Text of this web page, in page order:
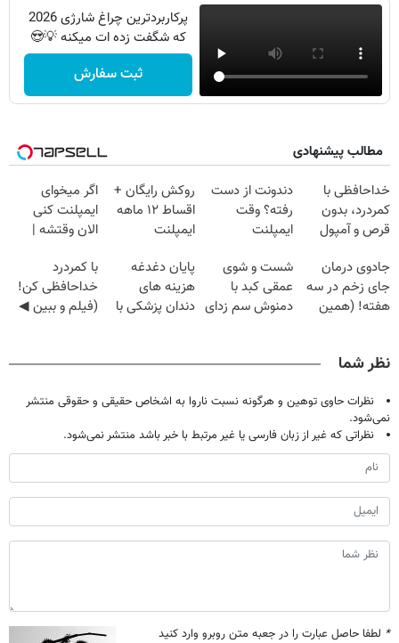
پرکاربردترین چراغ شارژی 2026
که شگفت زده ات میکنه 💡😍
ثبت سفارش
مطالب پیشنهادی
خداحافظی با
کمردرد، بدون
قرص و آمپول
دندونت از دست
رفته؟ وقت
ایمپلنت
روکش رایگان +
اقساط ۱۲ ماهه
ایمپلنت
اگر میخوای
ایمپلنت کنی
الان وقتشه |
میلیون تومان!!!
جادوی درمان
جای زخم در سه
هفته! (همین
شست و شوی
عمقی کبد با
دمنوش سم زدای
پایان دغدغه
هزینه های
دندان پزشکی با
با کمردرد
خداحافظی کن!
(فیلم و ببین ◀
نظر شما
نظرات حاوی توهین و هرگونه نسبت ناروا به اشخاص حقیقی و حقوقی منتشر
نمی‌شود.
نظراتی که غیر از زبان فارسی یا غیر مرتبط با خبر باشد منتشر نمی‌شود.
* لطفا حاصل عبارت را در جعبه متن روبرو وارد کنید